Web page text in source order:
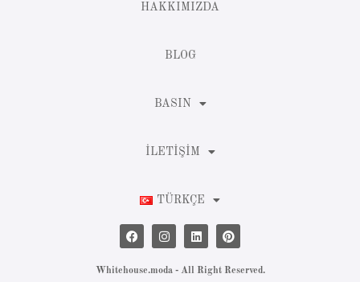
HAKKIMIZDA
BLOG
BASIN
İLETIŞIM
TÜRKÇE
Whitehouse.moda - All Right Reserved.